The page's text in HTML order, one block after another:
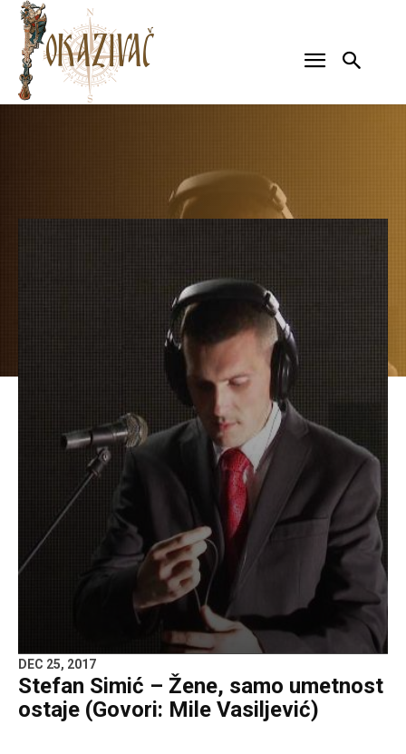
DEC 25, 2017
Stefan Simić – Žene, samo umetnost
ostaje (Govori: Mile Vasiljević)